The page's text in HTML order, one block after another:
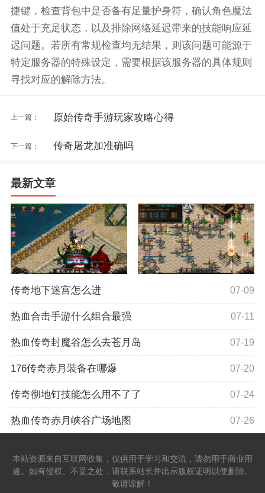
捷键，检查背包中是否备有足量护身符，确认角色魔法
值处于充足状态，以及排除网络延迟带来的技能响应延
迟问题。若所有常规检查均无结果，则该问题可能源于
特定服务器的特殊设定，需要根据该服务器的具体规则
寻找对应的解除方法。
上一篇： 原始传奇手游玩家攻略心得
下一篇： 传奇屠龙加准确吗
最新文章
传奇地下迷宫怎么进 07-09
热血合击手游什么组合最强 07-11
热血传奇封魔谷怎么去苍月岛 07-19
176传奇赤月装备在哪爆 07-20
传奇彻地钉技能怎么用不了了 07-24
热血传奇赤月峡谷广场地图 07-26
本站资源来自互联网收集，仅供用于学习和交流，请勿用于商业用
途。如有侵权、不妥之处，请联系站长并出示版权证明以便删除。
敬请谅解！